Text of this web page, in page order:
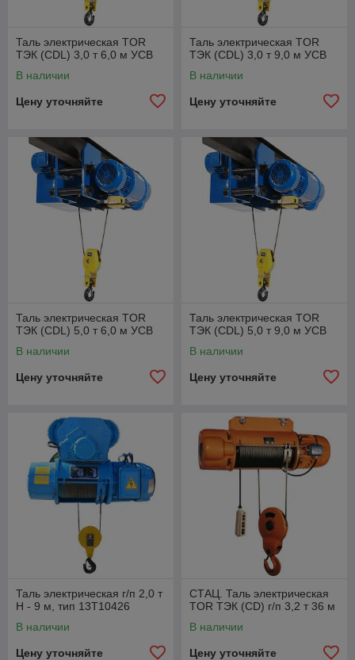
Таль электрическая TOR
ТЭК (CDL) 3,0 т 6,0 м УСВ
В наличии
Цену уточняйте
Таль электрическая TOR
ТЭК (CDL) 3,0 т 9,0 м УСВ
В наличии
Цену уточняйте
Таль электрическая TOR
ТЭК (CDL) 5,0 т 6,0 м УСВ
В наличии
Цену уточняйте
Таль электрическая TOR
ТЭК (CDL) 5,0 т 9,0 м УСВ
В наличии
Цену уточняйте
Таль электрическая г/п 2,0 т
Н - 9 м, тип 13Т10426
В наличии
Цену уточняйте
СТАЦ. Таль электрическая
TOR ТЭК (CD) г/п 3,2 т 36 м
В наличии
Цену уточняйте